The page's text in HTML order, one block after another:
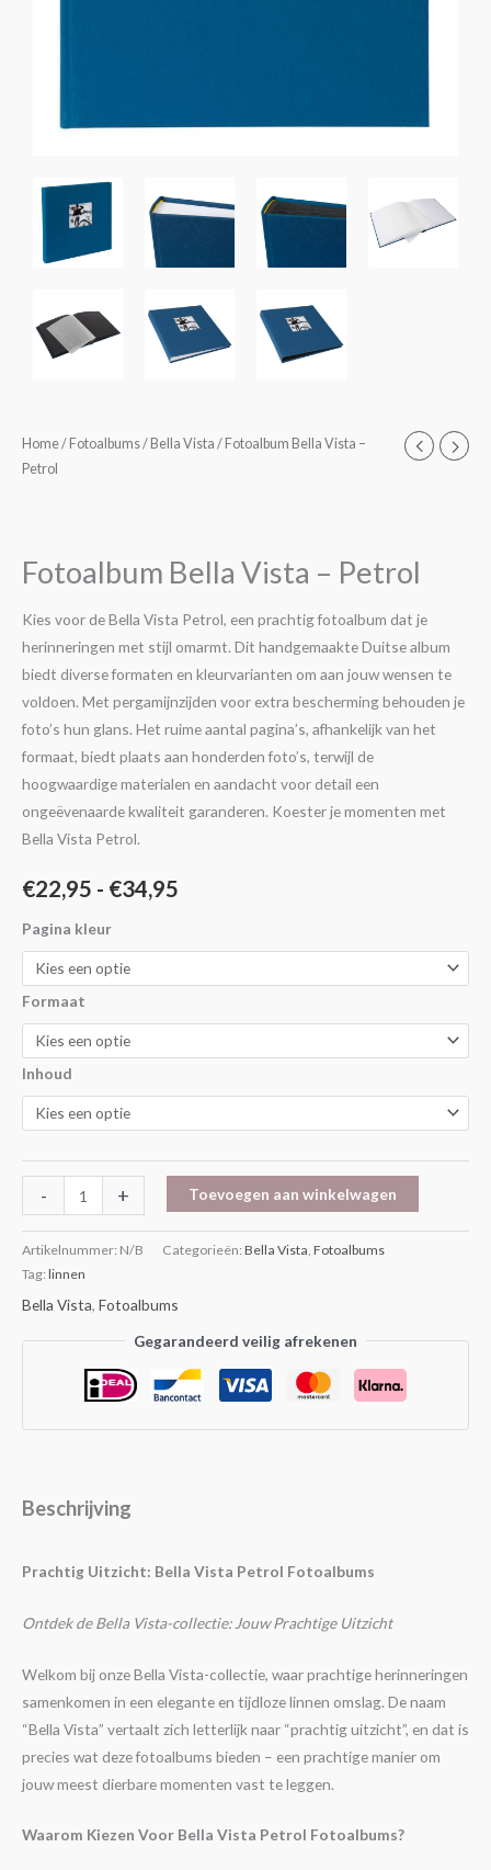
Home/ Fotoalbums/ Bella Vista / Fotoalbum Bella Vista –
Petrol
Fotoalbum Bella Vista – Petrol
Kies voor de Bella Vista Petrol, een prachtig fotoalbum dat je
herinneringen met stijl omarmt. Dit handgemaakte Duitse album
biedt diverse formaten en kleurvarianten om aan jouw wensen te
voldoen. Met pergamijnzijden voor extra bescherming behouden je
foto’s hun glans. Het ruime aantal pagina’s, afhankelijk van het
formaat, biedt plaats aan honderden foto’s, terwijl de
hoogwaardige materialen en aandacht voor detail een
ongeëvenaarde kwaliteit garanderen. Koester je momenten met
Bella Vista Petrol.
€22,95 - €34,95
Prijsklasse:
€34,95
Pagina kleur
Formaat
Inhoud
-
Fotoalbum
Bella
aantal
+ Toevoegen aan winkelwagen
Artikelnummer: N/B Categorieën: Bella Vista, Fotoalbums
Tag: linnen
Bella Vista, Fotoalbums
Gegarandeerd veilig afrekenen
Beschrijving
Prachtig Uitzicht: Bella Vista Petrol Fotoalbums
Ontdek de Bella Vista-collectie: Jouw Prachtige Uitzicht
Welkom bij onze Bella Vista-collectie, waar prachtige herinneringen
samenkomen in een elegante en tijdloze linnen omslag. De naam
“Bella Vista” vertaalt zich letterlijk naar “prachtig uitzicht”, en dat is
precies wat deze fotoalbums bieden – een prachtige manier om
jouw meest dierbare momenten vast te leggen.
Waarom Kiezen Voor Bella Vista Petrol Fotoalbums?